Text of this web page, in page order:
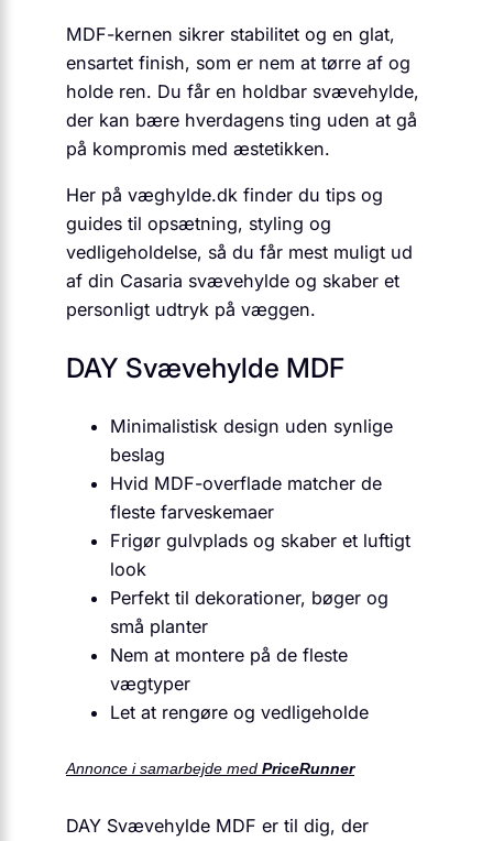
MDF-kernen sikrer stabilitet og en glat,
ensartet finish, som er nem at tørre af og
holde ren. Du får en holdbar svævehylde,
der kan bære hverdagens ting uden at gå
på kompromis med æstetikken.
Her på væghylde.dk finder du tips og
guides til opsætning, styling og
vedligeholdelse, så du får mest muligt ud
af din Casaria svævehylde og skaber et
personligt udtryk på væggen.
DAY Svævehylde MDF
Minimalistisk design uden synlige
beslag
Hvid MDF-overflade matcher de
fleste farveskemaer
Frigør gulvplads og skaber et luftigt
look
Perfekt til dekorationer, bøger og
små planter
Nem at montere på de fleste
vægtyper
Let at rengøre og vedligeholde
Annonce i samarbejde med PriceRunner
DAY Svævehylde MDF er til dig, der